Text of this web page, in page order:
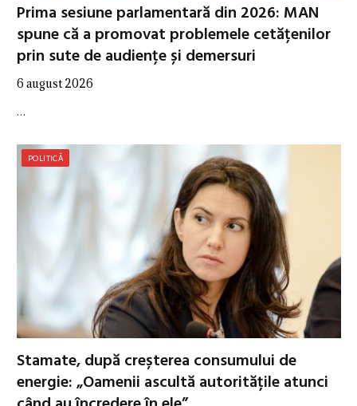
Prima sesiune parlamentară din 2026: MAN
spune că a promovat problemele cetățenilor
prin sute de audiențe și demersuri
6 august 2026
…
POLITICĂ
Stamate, după creșterea consumului de
energie: „Oamenii ascultă autoritățile atunci